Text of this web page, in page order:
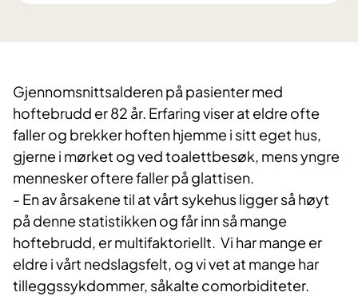
Gjennomsnittsalderen på pasienter med
hoftebrudd er 82 år. Erfaring viser at eldre ofte
faller og brekker hoften hjemme i sitt eget hus,
gjerne i mørket og ved toalettbesøk, mens yngre
mennesker oftere faller på glattisen.
- En av årsakene til at vårt sykehus ligger så høyt
på denne statistikken og får inn så mange
hoftebrudd, er multifaktoriellt. Vi har mange er
eldre i vårt nedslagsfelt, og vi vet at mange har
tilleggssykdommer, såkalte comorbiditeter.